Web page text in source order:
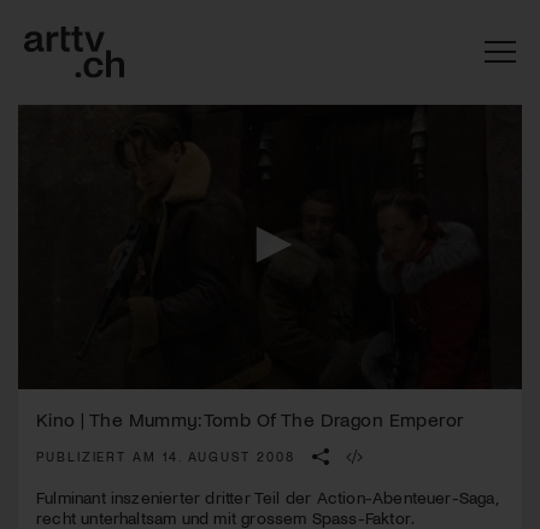
seconds
42
seconds
Kino | The Mummy: Tomb Of The Dragon Emperor
PUBLIZIERT AM 14. AUGUST 2008
Fulminant inszenierter dritter Teil der Action-Abenteuer-Saga,
recht unterhaltsam und mit grossem Spass-Faktor.
Mach mit: «Be Part of the Art»!
Engagiere dich als Kulturliebhaber:in, Kulturschaffende(r) oder
Mit deiner Mitgliedschaft erhältst du kostenlosen Zugang zu